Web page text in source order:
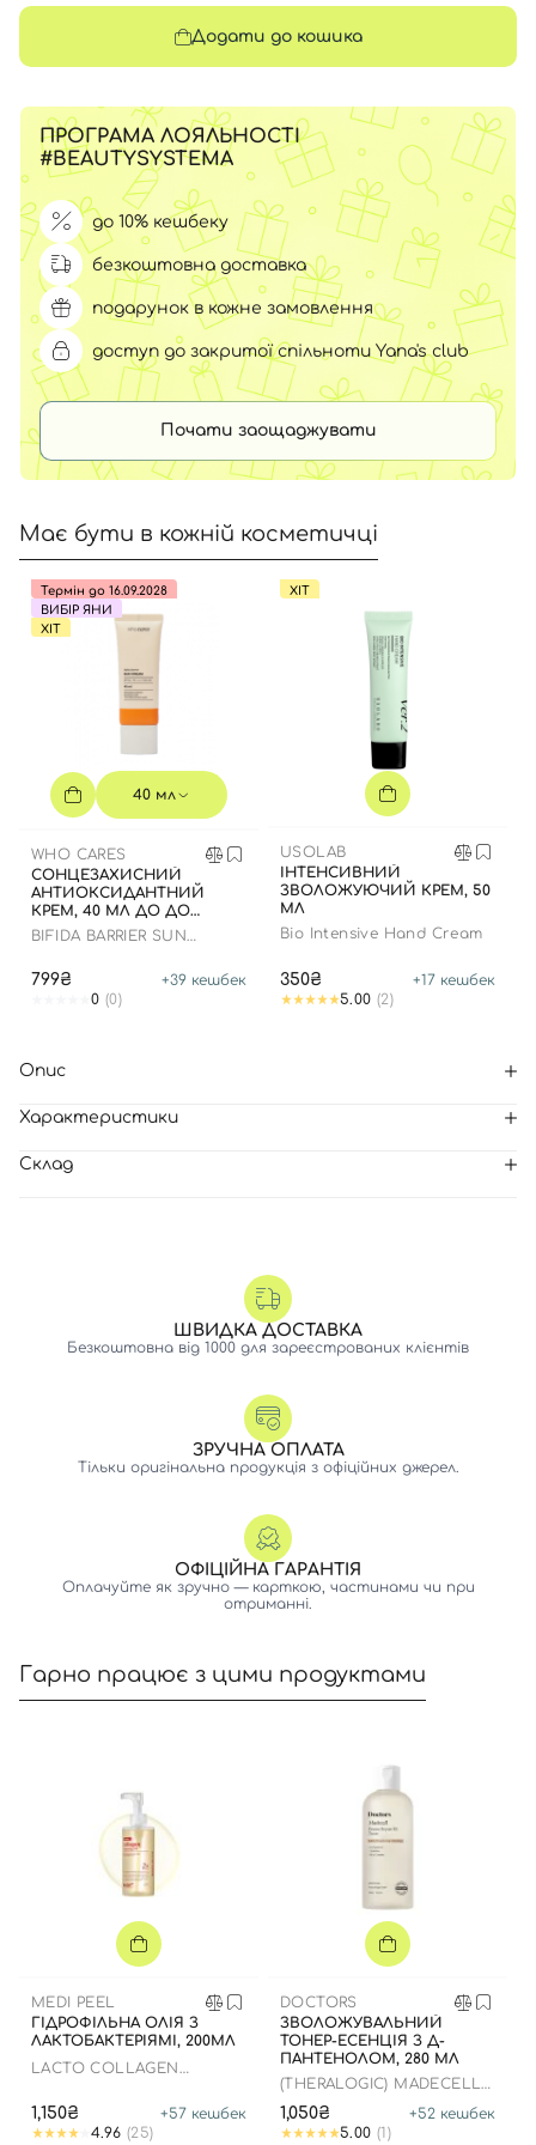
Додати до кошика
ПРОГРАМА ЛОЯЛЬНОСТІ
#BEAUTYSYSTEMA
до 10% кешбеку
безкоштовна доставка
подарунок в кожне замовлення
доступ до закритої спільноти Yana's club
Почати заощаджувати
Має бути в кожній косметичці
Термін до 16.09.2028
ВИБІР ЯНИ
ХІТ
40 мл
WHO CARES
СОНЦЕЗАХИСНИЙ
АНТИОКСИДАНТНИЙ
КРЕМ, 40 МЛ ДО ДО
16.09.2028 РОКУ
BIFIDA BARRIER SUN
799₴ +39 кешбек
0 (0)
ХІТ
USOLAB
ІНТЕНСИВНИЙ
ЗВОЛОЖУЮЧИЙ КРЕМ, 50
МЛ
Bio Intensive Hand Cream
350₴ +17 кешбек
5.00 (2)
Опис
Характеристики
Склад
ШВИДКА ДОСТАВКА
Безкоштовна від 1000 для зареєстрованих клієнтів
ЗРУЧНА ОПЛАТА
Тільки оригінальна продукція з офіційних джерел.
ОФІЦІЙНА ГАРАНТІЯ
Оплачуйте як зручно — карткою, частинами чи при
отриманні.
Гарно працює з цими продуктами
MEDI PEEL
ГІДРОФІЛЬНА ОЛІЯ З
ЛАКТОБАКТЕРІЯМІ, 200МЛ
LACTO COLLAGEN
1,150₴ +57 кешбек
4.96 (25)
DOCTORS
ЗВОЛОЖУВАЛЬНИЙ
ТОНЕР-ЕСЕНЦІЯ З Д-
ПАНТЕНОЛОМ, 280 МЛ
(THERALOGIC) MADECELL
1,050₴ +52 кешбек
5.00 (1)